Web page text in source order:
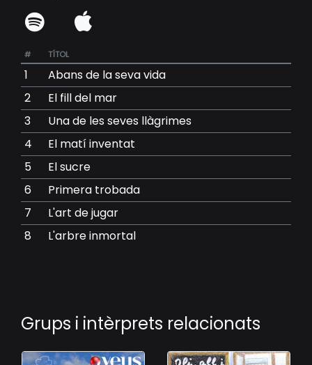
# TÍTOL
1
Abans de la seva vida
2
El fill del mar
3
Una de les seves llàgrimes
4
El matí inventat
5
El sucre
6
Primera trobada
7
L'art de jugar
8
L'arbre inmortal
Grups i intèrprets relacionats